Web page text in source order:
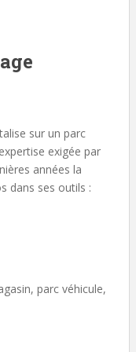
sur un parc
exigée par
années la
dans ses outils :
parc véhicule,